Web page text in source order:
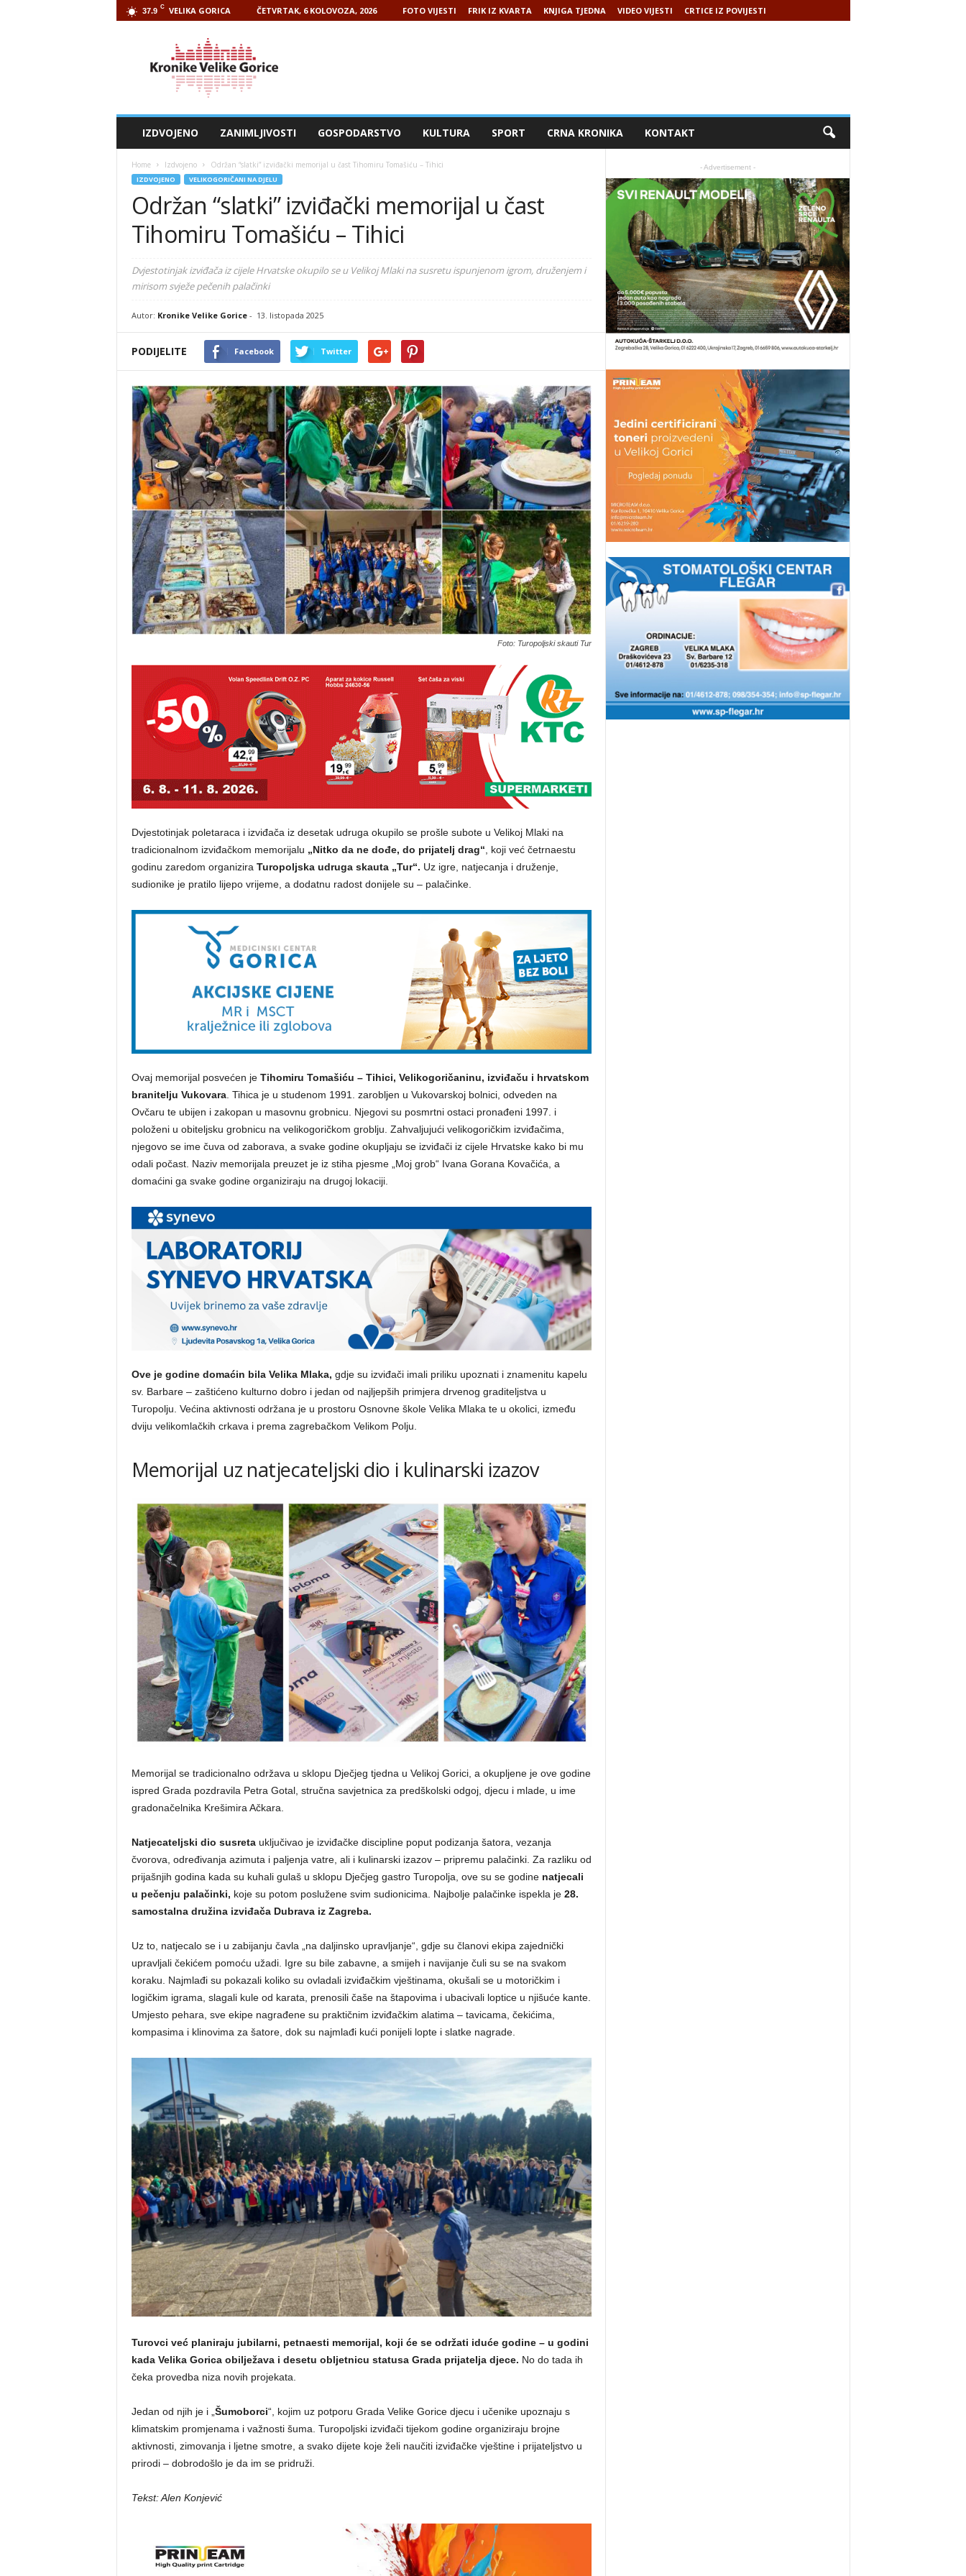
37.9 C VELIKA GORICA ČETVRTAK, 6 KOLOVOZA, 2026 FOTO VIJESTI FRIK IZ KVARTA KNJIGA TJEDNA VIDEO VIJESTI CRTICE IZ POVIJESTI
IZDVOJENO ZANIMLJIVOSTI GOSPODARSTVO KULTURA SPORT CRNA KRONIKA KONTAKT
Home Izdvojeno Održan “slatki” izviđački memorijal u čast Tihomiru Tomašiću – Tihici
IZDVOJENO VELIKOGORIČANI NA DJELU
Održan “slatki” izviđački memorijal u čast
Tihomiru Tomašiću – Tihici
Dvjestotinjak izviđača iz cijele Hrvatske okupilo se u Velikoj Mlaki na susretu ispunjenom igrom, druženjem i
mirisom svježe pečenih palačinki
Autor: Kronike Velike Gorice- 13. listopada 2025
PODIJELITE Facebook Twitter
Foto: Turopoljski skauti Tur
Dvjestotinjak poletaraca i izviđača iz desetak udruga okupilo se prošle subote u Velikoj Mlaki na
tradicionalnom izviđačkom memorijalu „Nitko da ne dođe, do prijatelj drag“ , koji već četrnaestu
godinu zaredom organizira Turopoljska udruga skauta „Tur“. Uz igre, natjecanja i druženje,
sudionike je pratilo lijepo vrijeme, a dodatnu radost donijele su – palačinke.
Ovaj memorijal posvećen jeTihomiru Tomašiću – Tihici, Velikogoričaninu, izviđaču i hrvatskom
branitelju Vukovara. Tihica je u studenom 1991. zarobljen u Vukovarskoj bolnici, odveden na
Ovčaru te ubijen i zakopan u masovnu grobnicu. Njegovi su posmrtni ostaci pronađeni 1997. i
položeni u obiteljsku grobnicu na velikogoričkom groblju. Zahvaljujući velikogoričkim izviđačima,
njegovo se ime čuva od zaborava, a svake godine okupljaju se izviđači iz cijele Hrvatske kako bi mu
odali počast. Naziv memorijala preuzet je iz stiha pjesme „Moj grob“ Ivana Gorana Kovačića, a
domaćini ga svake godine organiziraju na drugoj lokaciji.
Ove je godine domaćin bila Velika Mlaka, gdje su izviđači imali priliku upoznati i znamenitu kapelu
sv. Barbare – zaštićeno kulturno dobro i jedan od najljepših primjera drvenog graditeljstva u
Turopolju. Većina aktivnosti održana je u prostoru Osnovne škole Velika Mlaka te u okolici, između
dviju velikomlačkih crkava i prema zagrebačkom Velikom Polju.
Memorijal uz natjecateljski dio i kulinarski izazov
Memorijal se tradicionalno održava u sklopu Dječjeg tjedna u Velikoj Gorici, a okupljene je ove godine
ispred Grada pozdravila Petra Gotal, stručna savjetnica za predškolski odgoj, djecu i mlade, u ime
gradonačelnika Krešimira Ačkara.
Natjecateljski dio susretauključivao je izviđačke discipline poput podizanja šatora, vezanja
čvorova, određivanja azimuta i paljenja vatre, ali i kulinarski izazov – pripremu palačinki. Za razliku od
prijašnjih godina kada su kuhali gulaš u sklopu Dječjeg gastro Turopolja, ove su se godinenatjecali
u pečenju palačinki, koje su potom poslužene svim sudionicima. Najbolje palačinke ispekla je28.
samostalna družina izviđača Dubrava iz Zagreba.
Uz to, natjecalo se i u zabijanju čavla „na daljinsko upravljanje“, gdje su članovi ekipa zajednički
upravljali čekićem pomoću užadi. Igre su bile zabavne, a smijeh i navijanje čuli su se na svakom
koraku. Najmlađi su pokazali koliko su ovladali izviđačkim vještinama, okušali se u motoričkim i
logičkim igrama, slagali kule od karata, prenosili čaše na štapovima i ubacivali loptice u njišuće kante.
Umjesto pehara, sve ekipe nagrađene su praktičnim izviđačkim alatima – tavicama, čekićima,
kompasima i klinovima za šatore, dok su najmlađi kući ponijeli lopte i slatke nagrade.
Turovci već planiraju jubilarni, petnaesti memorijal, koji će se održati iduće godine – u godini
kada Velika Gorica obilježava i desetu obljetnicu statusa Grada prijatelja djece. No do tada ih
čeka provedba niza novih projekata.
Jedan od njih je i „ Šumoborci“, kojim uz potporu Grada Velike Gorice djecu i učenike upoznaju s
klimatskim promjenama i važnosti šuma. Turopoljski izviđači tijekom godine organiziraju brojne
aktivnosti, zimovanja i ljetne smotre, a svako dijete koje želi naučiti izviđačke vještine i prijateljstvo u
prirodi – dobrodošlo je da im se pridruži.
Tekst: Alen Konjević
- Advertisement -